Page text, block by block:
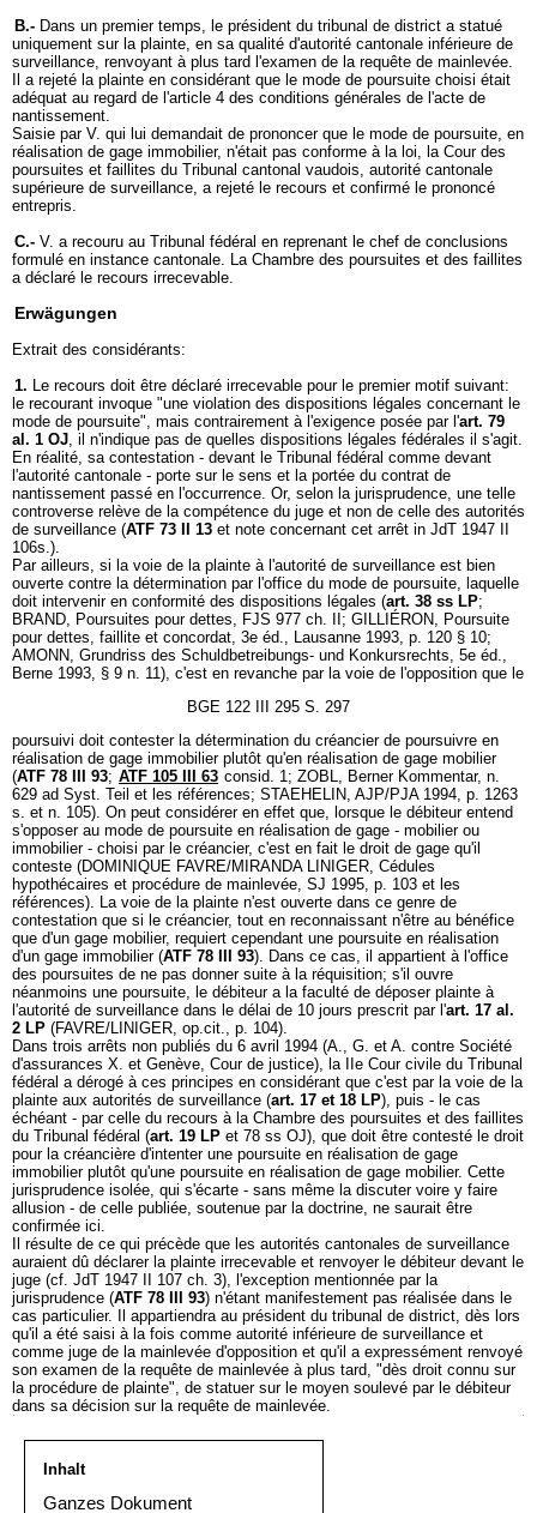
B.- Dans un premier temps, le président du tribunal de district a statué
uniquement sur la plainte, en sa qualité d'autorité cantonale inférieure de
surveillance, renvoyant à plus tard l'examen de la requête de mainlevée.
Il a rejeté la plainte en considérant que le mode de poursuite choisi était
adéquat au regard de l'article 4 des conditions générales de l'acte de
nantissement.
Saisie par V. qui lui demandait de prononcer que le mode de poursuite, en
réalisation de gage immobilier, n'était pas conforme à la loi, la Cour des
poursuites et faillites du Tribunal cantonal vaudois, autorité cantonale
supérieure de surveillance, a rejeté le recours et confirmé le prononcé
entrepris.
C.- V. a recouru au Tribunal fédéral en reprenant le chef de conclusions
formulé en instance cantonale. La Chambre des poursuites et des faillites
a déclaré le recours irrecevable.
Erwägungen
Extrait des considérants:
1. Le recours doit être déclaré irrecevable pour le premier motif suivant:
le recourant invoque "une violation des dispositions légales concernant le
mode de poursuite", mais contrairement à l'exigence posée par l'art. 79
al. 1 OJ, il n'indique pas de quelles dispositions légales fédérales il s'agit.
En réalité, sa contestation - devant le Tribunal fédéral comme devant
l'autorité cantonale - porte sur le sens et la portée du contrat de
nantissement passé en l'occurrence. Or, selon la jurisprudence, une telle
controverse relève de la compétence du juge et non de celle des autorités
de surveillance (ATF 73 II 13 et note concernant cet arrêt in JdT 1947 II
106s.).
Par ailleurs, si la voie de la plainte à l'autorité de surveillance est bien
ouverte contre la détermination par l'office du mode de poursuite, laquelle
doit intervenir en conformité des dispositions légales (art. 38 ss LP;
BRAND, Poursuites pour dettes, FJS 977 ch. II; GILLIÉRON, Poursuite
pour dettes, faillite et concordat, 3e éd., Lausanne 1993, p. 120 § 10;
AMONN, Grundriss des Schuldbetreibungs- und Konkursrechts, 5e éd.,
Berne 1993, § 9 n. 11), c'est en revanche par la voie de l'opposition que le
BGE 122 III 295 S. 297
poursuivi doit contester la détermination du créancier de poursuivre en
réalisation de gage immobilier plutôt qu'en réalisation de gage mobilier
(ATF 78 III 93; ATF 105 III 63 consid. 1; ZOBL, Berner Kommentar, n.
629 ad Syst. Teil et les références; STAEHELIN, AJP/PJA 1994, p. 1263
s. et n. 105). On peut considérer en effet que, lorsque le débiteur entend
s'opposer au mode de poursuite en réalisation de gage - mobilier ou
immobilier - choisi par le créancier, c'est en fait le droit de gage qu'il
conteste (DOMINIQUE FAVRE/MIRANDA LINIGER, Cédules
hypothécaires et procédure de mainlevée, SJ 1995, p. 103 et les
références). La voie de la plainte n'est ouverte dans ce genre de
contestation que si le créancier, tout en reconnaissant n'être au bénéfice
que d'un gage mobilier, requiert cependant une poursuite en réalisation
d'un gage immobilier (ATF 78 III 93). Dans ce cas, il appartient à l'office
des poursuites de ne pas donner suite à la réquisition; s'il ouvre
néanmoins une poursuite, le débiteur a la faculté de déposer plainte à
l'autorité de surveillance dans le délai de 10 jours prescrit par l'art. 17 al.
2 LP (FAVRE/LINIGER, op.cit., p. 104).
Dans trois arrêts non publiés du 6 avril 1994 (A., G. et A. contre Société
d'assurances X. et Genève, Cour de justice), la IIe Cour civile du Tribunal
fédéral a dérogé à ces principes en considérant que c'est par la voie de la
plainte aux autorités de surveillance (art. 17 et 18 LP), puis - le cas
échéant - par celle du recours à la Chambre des poursuites et des faillites
du Tribunal fédéral (art. 19 LP et 78 ss OJ), que doit être contesté le droit
pour la créancière d'intenter une poursuite en réalisation de gage
immobilier plutôt qu'une poursuite en réalisation de gage mobilier. Cette
jurisprudence isolée, qui s'écarte - sans même la discuter voire y faire
allusion - de celle publiée, soutenue par la doctrine, ne saurait être
confirmée ici.
Il résulte de ce qui précède que les autorités cantonales de surveillance
auraient dû déclarer la plainte irrecevable et renvoyer le débiteur devant le
juge (cf. JdT 1947 II 107 ch. 3), l'exception mentionnée par la
jurisprudence (ATF 78 III 93) n'étant manifestement pas réalisée dans le
cas particulier. Il appartiendra au président du tribunal de district, dès lors
qu'il a été saisi à la fois comme autorité inférieure de surveillance et
comme juge de la mainlevée d'opposition et qu'il a expressément renvoyé
son examen de la requête de mainlevée à plus tard, "dès droit connu sur
la procédure de plainte", de statuer sur le moyen soulevé par le débiteur
dans sa décision sur la requête de mainlevée.
Inhalt
Ganzes Dokument